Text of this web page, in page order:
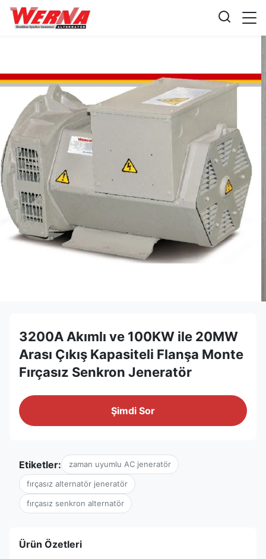
3200A Akımlı ve 100KW ile 20MW
Arası Çıkış Kapasiteli Flanşa Monte
Fırçasız Senkron Jeneratör
Şimdi Sor
Etiketler: zaman uyumlu AC jeneratör
fırçasız alternatör jeneratör
fırçasız senkron alternatör
Ürün Özetleri